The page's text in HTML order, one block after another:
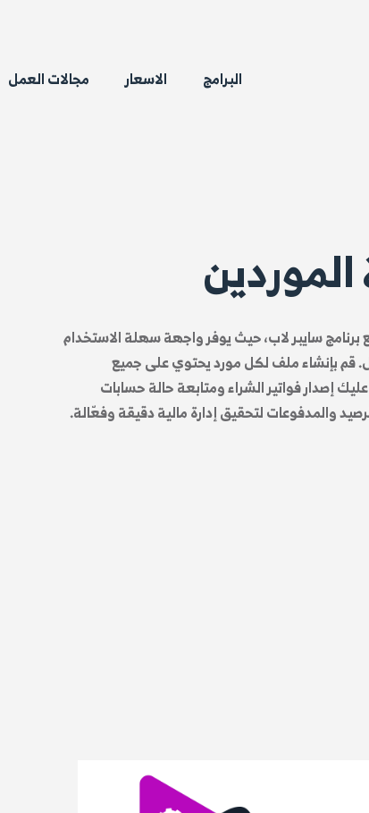
البرامج الاسعار مجالات العمل
الموردين
سايبر لاب، حيث يوفر واجهة سهلة الاستخدام
قم بإنشاء ملف لكل مورد يحتوي على جميع
إصدار فواتير الشراء ومتابعة حالة حسابات
والمدفوعات لتحقيق إدارة مالية دقيقة وفعّالة.